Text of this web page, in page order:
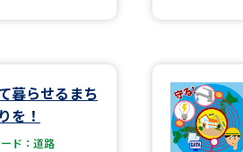
調べる
国際・グローバルに強い大学特集
暮らせるまち
を！
ド：道路